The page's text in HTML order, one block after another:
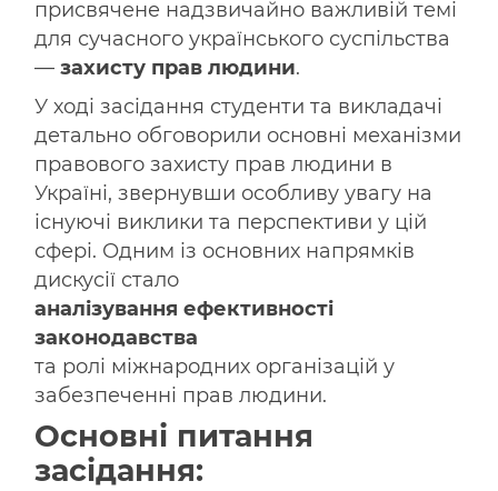
присвячене надзвичайно важливій темі
для сучасного українського суспільства
—захисту прав людини.
У ході засідання студенти та викладачі
детально обговорили основні механізми
правового захисту прав людини в
Україні, звернувши особливу увагу на
існуючі виклики та перспективи у цій
сфері. Одним із основних напрямків
дискусії стало
аналізування ефективності
законодавства
та ролі міжнародних організацій у
забезпеченні прав людини.
Основні питання
засідання: